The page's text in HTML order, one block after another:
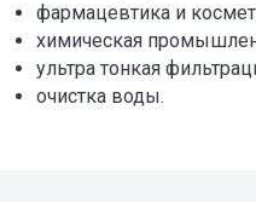
фармацевтика и
химическая
ультра тонкая
очистка воды.